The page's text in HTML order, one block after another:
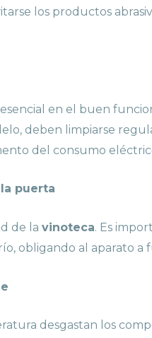
los productos
en el buen
deben limpiarse
del consumo
puerta
de la vinoteca. Es
obligando al aparato
desgastan los